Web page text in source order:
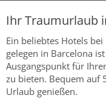
Ihr Traumurlaub
Ein beliebtes Hotels
gelegen in Barcelona
Ausgangspunkt für
zu bieten. Bequem auf
Urlaub genießen.